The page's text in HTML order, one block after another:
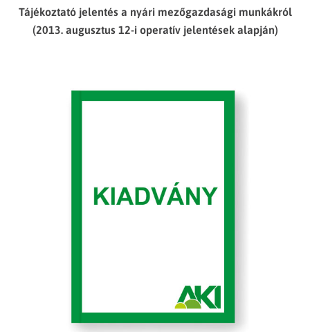
Tájékoztató jelentés a nyári mezőgazdasági munkákról
(2013. augusztus 12-i operatív jelentések alapján)